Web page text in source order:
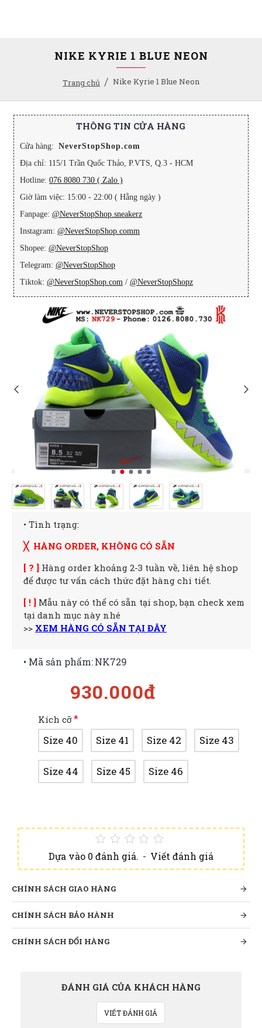
Trang chủ Nike Kyrie 1 Blue Neon
NIKE KYRIE 1 BLUE NEON
THÔNG TIN CỬA HÀNG
Cửa hàng: NeverStopShop.com
Địa chỉ: 115/1 Trần Quốc Thảo, P.VTS, Q.3 - HCM
Hotline: 076 8080 730 ( Zalo )
Giờ làm việc: 15:00 - 22:00 ( Hằng ngày )
Fanpage: @NeverStopShop.sneakerz
Instagram: @NeverStopShop.comm
Shopee: @NeverStopShop
Telegram: @NeverStopShop
Tiktok: @NeverStopShop.com / @NeverStopShopz
• Tình trạng:
╳ HÀNG ORDER, KHÔNG CÓ SẴN
[ ? ] Hàng order khoảng 2-3 tuần về, liên hệ shop
để được tư vấn cách thức đặt hàng chi tiết.
[ ! ] Mẫu này có thể có sẵn tại shop, bạn check xem
tại danh mục này nhé
>> XEM HÀNG CÓ SẴN TẠI ĐÂY
Dựa vào 0 đánh giá. - Viết đánh giá
930.000đ
• Mã sản phẩm:NK729
Kích cỡ
Size 40 Size 41 Size 42 Size 43
Size 44 Size 45 Size 46
CHÍNH SÁCH GIAO HÀNG
CHÍNH SÁCH BẢO HÀNH
CHÍNH SÁCH ĐỔI HÀNG
ĐÁNH GIÁ CỦA KHÁCH HÀNG
VIẾT ĐÁNH GIÁ